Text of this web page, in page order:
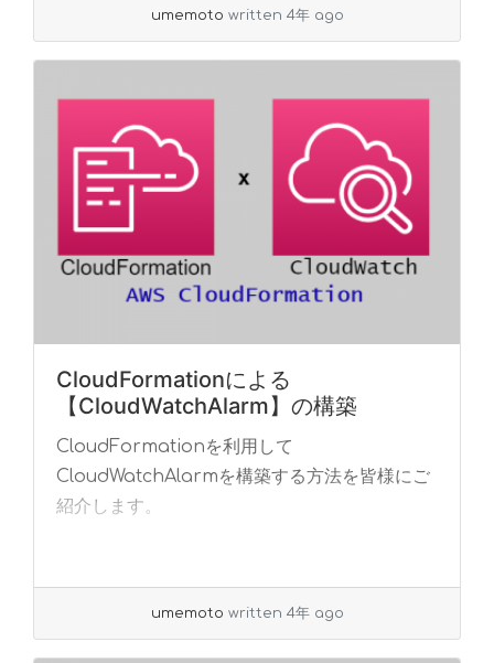
umemoto written 4年 ago
CloudFormationによる
【CloudWatchAlarm】の構築
CloudFormationを利用して
CloudWatchAlarmを構築する方法を皆様にご
紹介します。
umemoto written 4年 ago